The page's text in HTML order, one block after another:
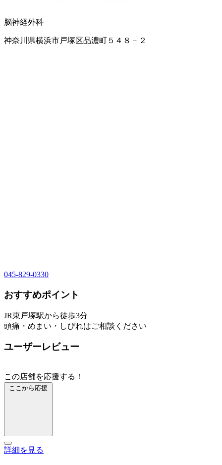
脳神経外科
神奈川県横浜市戸塚区品濃町５４８－２
045-829-0330
おすすめポイント
JR東戸塚駅から徒歩3分
頭痛・めまい・しびれはご相談ください
ユーザーレビュー
この店舗を応援する！
ここから応援
詳細を見る